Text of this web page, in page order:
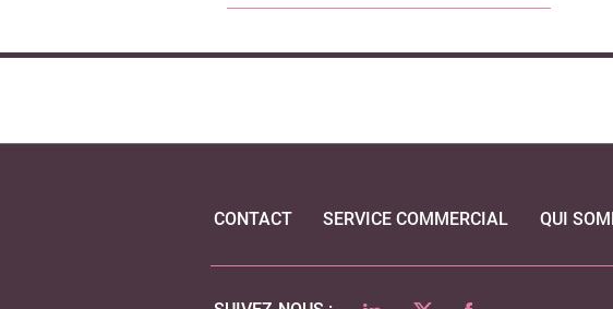
CONTACT SERVICE COMMERCIAL QUI